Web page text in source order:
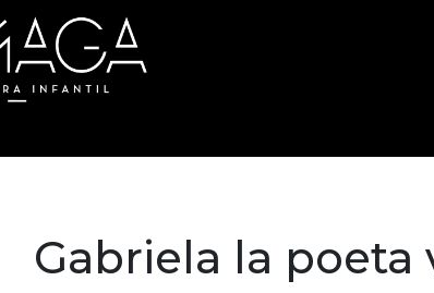
Gabriela la poeta